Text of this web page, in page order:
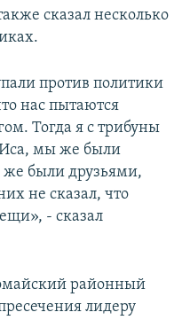
сказал несколько
против политики
нас пытаются
Тогда я с трибуны
мы же были
были друзьями,
не сказал, что
- сказал
районный
лидеру